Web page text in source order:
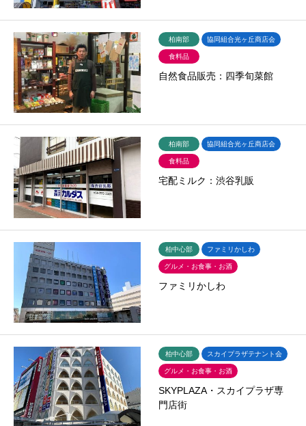
柏南部 協同組合光ヶ丘商店会
食料品
自然食品販売：四季旬菜館
柏南部 協同組合光ヶ丘商店会
食料品
宅配ミルク：渋谷乳販
柏中心部 ファミリかしわ
グルメ・お食事・お酒
ファミリかしわ
柏中心部 スカイプラザテナント会
グルメ・お食事・お酒
SKYPLAZA・スカイプラザ専
門店街